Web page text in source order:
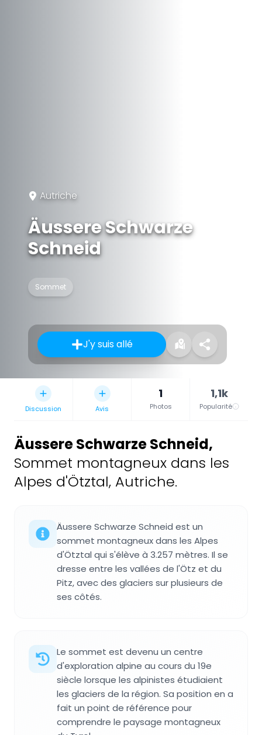
Autriche
Äussere Schwarze
Schneid
Sommet
J'y suis allé
Discussion Avis
1
Photos
1,1k
Popularité
Äussere Schwarze Schneid,
Sommet montagneux dans les
Alpes d'Ötztal, Autriche.
Äussere Schwarze Schneid est un
sommet montagneux dans les Alpes
d'Ötztal qui s'élève à 3.257 mètres. Il se
dresse entre les vallées de l'Ötz et du
Pitz, avec des glaciers sur plusieurs de
ses côtés.
Le sommet est devenu un centre
d'exploration alpine au cours du 19e
siècle lorsque les alpinistes étudiaient
les glaciers de la région. Sa position en a
fait un point de référence pour
comprendre le paysage montagneux